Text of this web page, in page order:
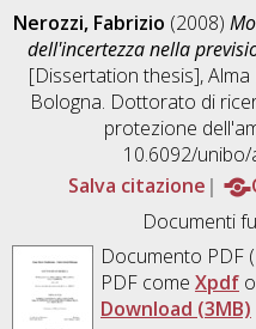
Nerozzi, Fabrizio (2008)
dell'incertezza nella
[Dissertation thesis],
Bologna. Dottorato di
protezione
10.6092/
Salva citazione
Documenti
Documento PDF
PDF come Xpdfo
Download (3MB)